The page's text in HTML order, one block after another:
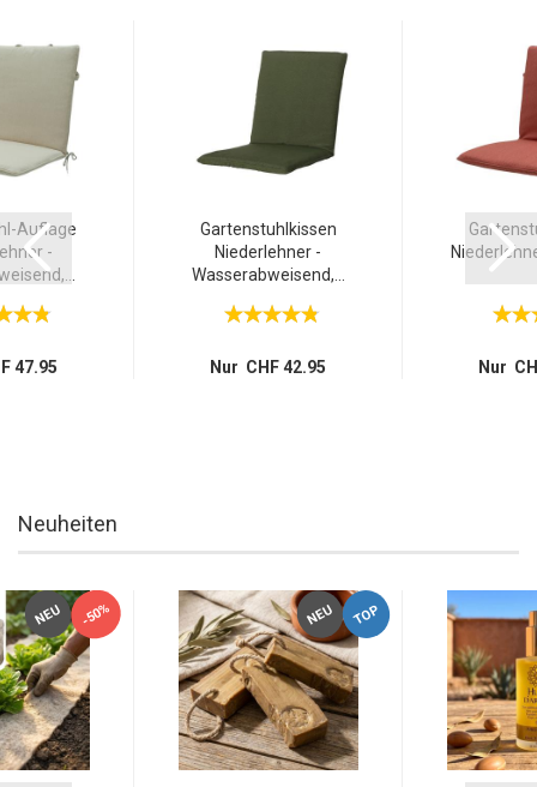
Auflage
-
47.95
Gartenstuhlkissen
Niederlehner -
Wasserabweisend,...
Nur CHF 42.95 Nur
Neuheiten
NEU -50% NEU TOP